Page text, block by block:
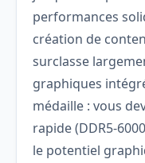
performances
création de
surclasse
graphiques
médaille : vous
rapide (DDR5-
le potentiel